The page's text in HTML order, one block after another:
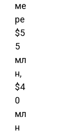
ме
ре
$5
5
мл
н,
$4
0
мл
н